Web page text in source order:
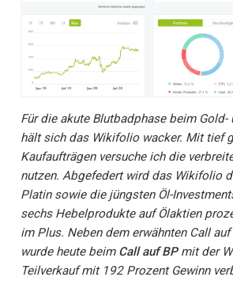
Für die akute Blutbadphase beim Gold-
hält sich das Wikifolio wacker. Mit tief
Kaufaufträgen versuche ich die
nutzen. Abgefedert wird das Wikifolio
Platin sowie die jüngsten Öl-
sechs Hebelprodukte auf Ölaktien
im Plus. Neben dem erwähnten Call
wurde heute beim Call auf BPmit der
Teilverkauf mit 192 Prozent Gewinn